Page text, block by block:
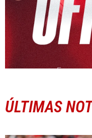
ÚLTIMAS